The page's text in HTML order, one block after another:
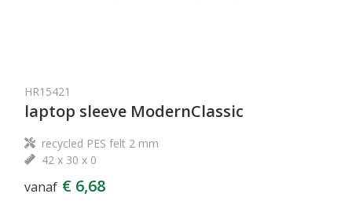
HR15421
laptop sleeve ModernClassic
recycled PES felt 2 mm
42 x 30 x 0
vanaf € 6,68